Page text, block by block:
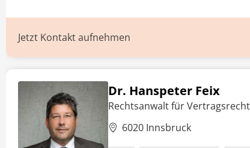
Jetzt Kontakt aufnehmen
Dr. Hanspeter Feix
Rechtsanwalt für Vertragsrecht
6020 Innsbruck